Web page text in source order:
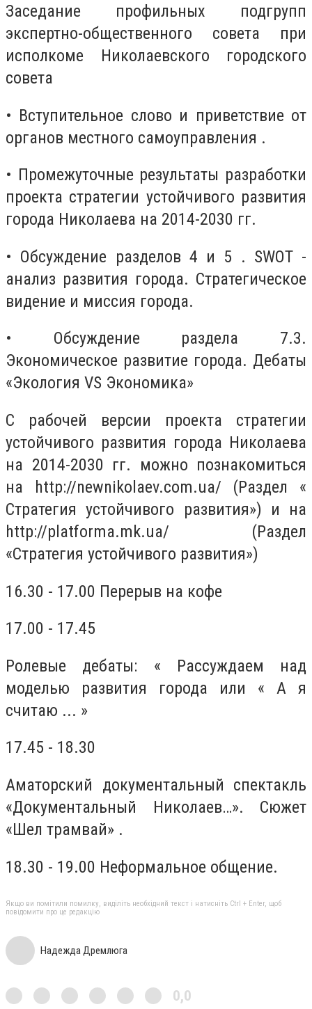
Заседание профильных подгрупп
экспертно-общественного совета при
исполкоме Николаевского городского
совета
• Вступительное слово и приветствие от
органов местного самоуправления .
• Промежуточные результаты разработки
проекта стратегии устойчивого развития
города Николаева на 2014-2030 гг.
• Обсуждение разделов 4 и 5 . SWOT -
анализ развития города. Стратегическое
видение и миссия города.
• Обсуждение раздела 7.3.
Экономическое развитие города. Дебаты
«Экология VS Экономика»
С рабочей версии проекта стратегии
устойчивого развития города Николаева
на 2014-2030 гг. можно познакомиться
на http://newnikolaev.com.ua/ (Раздел «
Стратегия устойчивого развития») и на
http://platforma.mk.ua/ (Раздел
«Стратегия устойчивого развития»)
16.30 - 17.00 Перерыв на кофе
17.00 - 17.45
Ролевые дебаты: « Рассуждаем над
моделью развития города или « А я
считаю ... »
17.45 - 18.30
Аматорский документальный спектакль
«Документальный Николаев…». Сюжет
«Шел трамвай» .
18.30 - 19.00 Неформальное общение.
Якщо ви помітили помилку, виділіть необхідний текст і натисніть Ctrl + Enter, щоб
повідомити про це редакцію
Надежда Дремлюга
0,0